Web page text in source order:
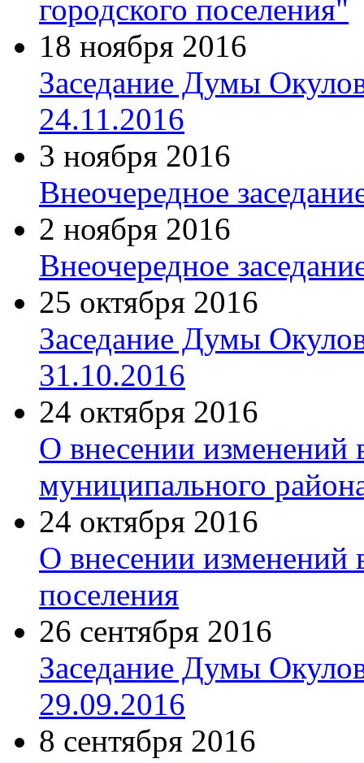
городского поселения"
18 ноября 2016
Заседание Думы
24.11.2016
3 ноября 2016
Внеочередное
2 ноября 2016
Внеочередное
25 октября 2016
Заседание Думы
31.10.2016
24 октября 2016
О внесении изменений
муниципального
24 октября 2016
О внесении изменений
поселения
26 сентября 2016
Заседание Думы
29.09.2016
8 сентября 2016